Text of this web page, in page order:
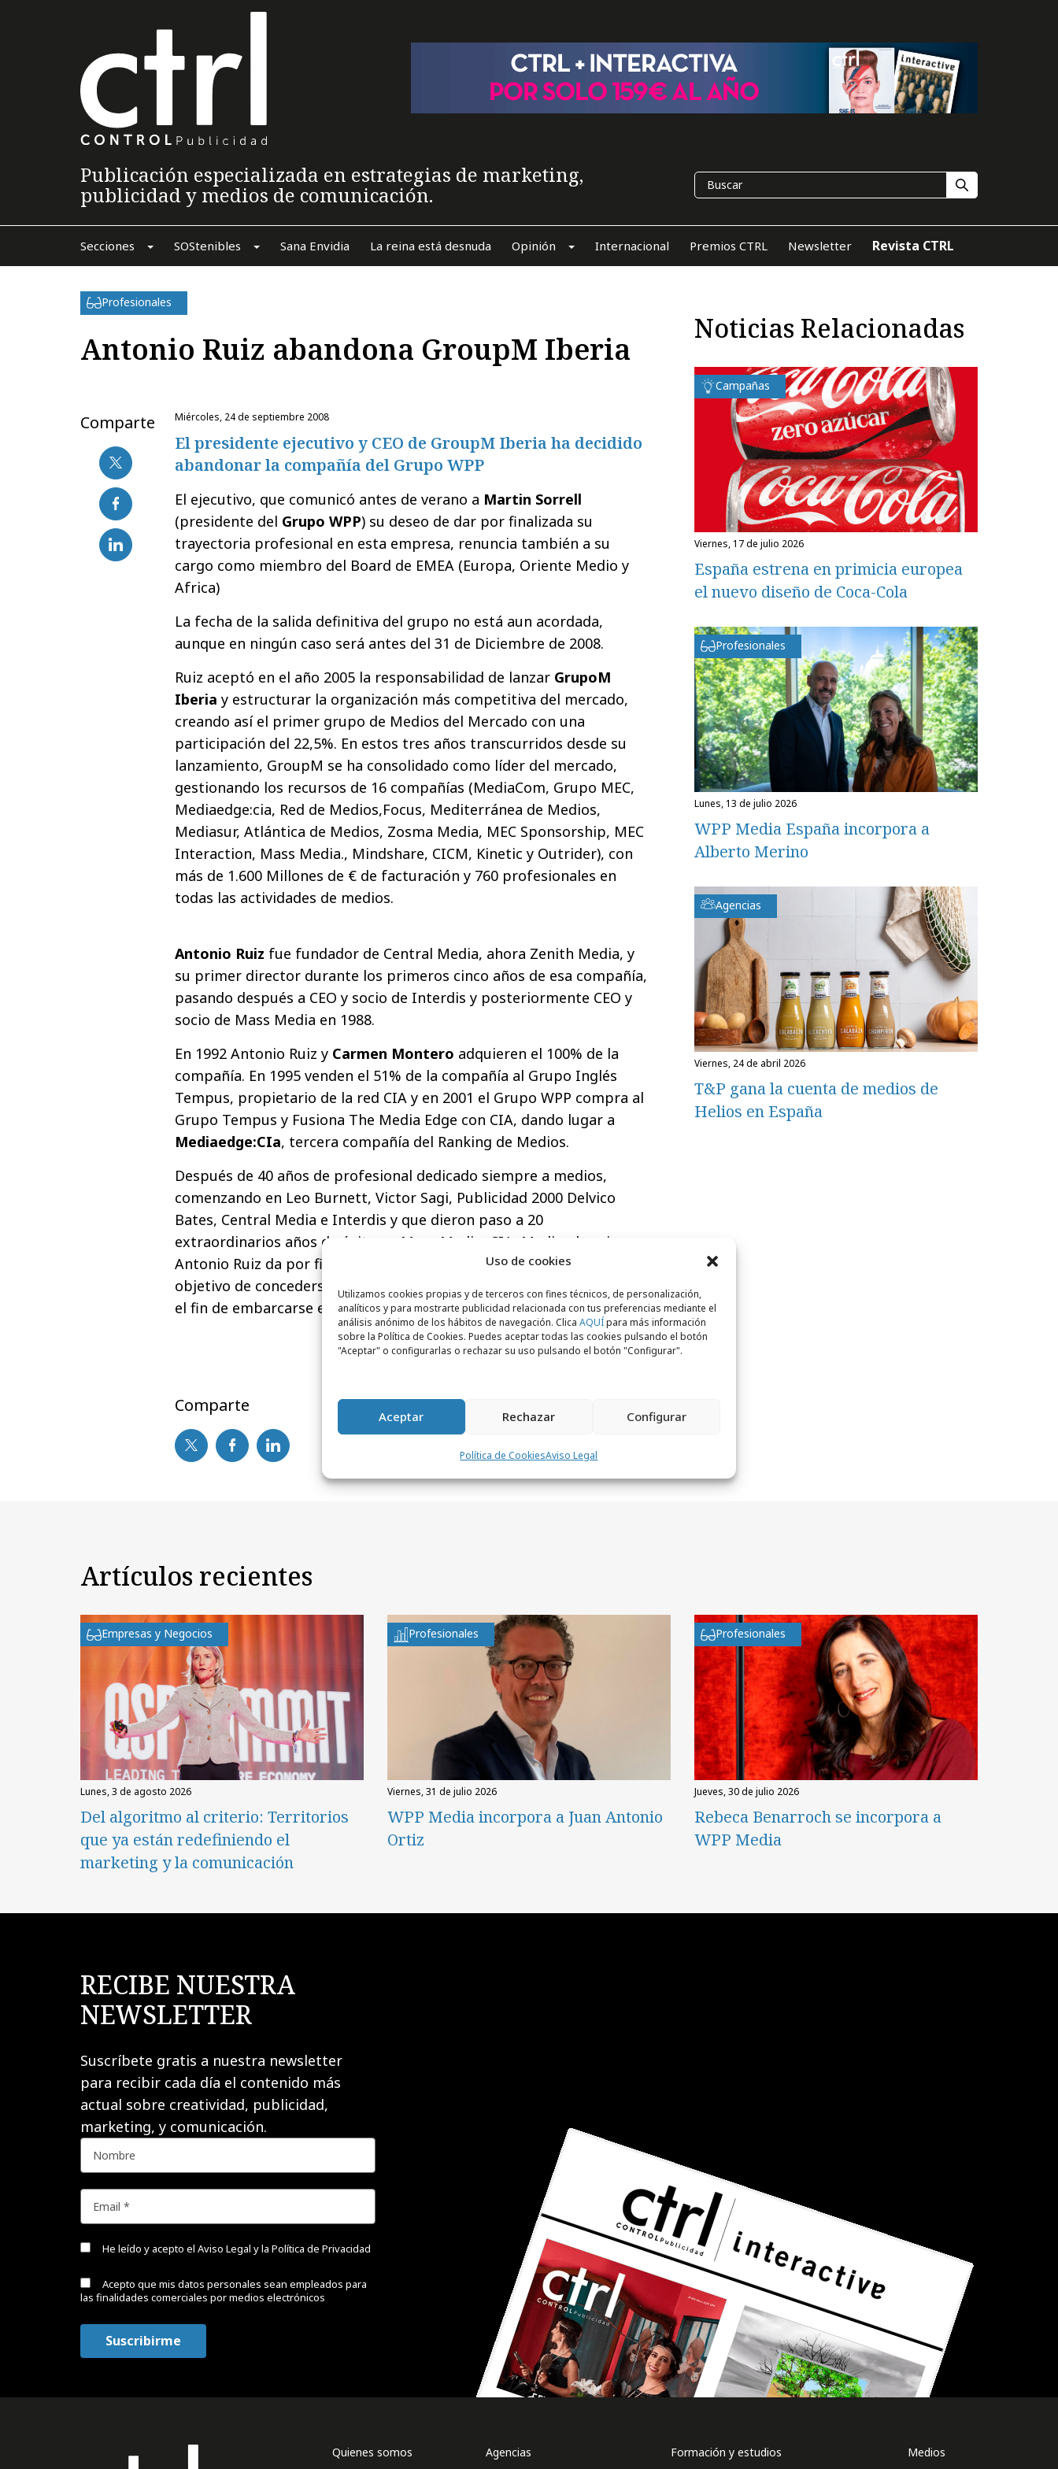
Uso de cookies
Utilizamos cookies propias y de terceros con fines técnicos, de personalización,
analíticos y para mostrarte publicidad relacionada con tus preferencias mediante el
análisis anónimo de los hábitos de navegación. Clica AQUÍpara más información
sobre la Política de Cookies. Puedes aceptar todas las cookies pulsando el botón
"Aceptar" o configurarlas o rechazar su uso pulsando el botón "Configurar".
Aceptar Rechazar Configurar
Política de CookiesAviso Legal
Publicación especializada en estrategias de marketing,
publicidad y medios de comunicación.
Secciones SOStenibles Sana Envidia La reina está desnuda Opinión Internacional Premios CTRL Newsletter Revista CTRL
Profesionales
Antonio Ruiz abandona GroupM Iberia
Comparte miércoles, 24 de septiembre 2008
El presidente ejecutivo y CEO de GroupM Iberia ha decidido
abandonar la compañía del Grupo WPP
El ejecutivo, que comunicó antes de verano a Martin Sorrell
(presidente del Grupo WPP) su deseo de dar por finalizada su
trayectoria profesional en esta empresa, renuncia también a su
cargo como miembro del Board de EMEA (Europa, Oriente Medio y
Africa)
La fecha de la salida definitiva del grupo no está aun acordada,
aunque en ningún caso será antes del 31 de Diciembre de 2008.
Ruiz aceptó en el año 2005 la responsabilidad de lanzar GrupoM
Iberia y estructurar la organización más competitiva del mercado,
creando así el primer grupo de Medios del Mercado con una
participación del 22,5%. En estos tres años transcurridos desde su
lanzamiento, GroupM se ha consolidado como líder del mercado,
gestionando los recursos de 16 compañías (MediaCom, Grupo MEC,
Mediaedge:cia, Red de Medios,Focus, Mediterránea de Medios,
Mediasur, Atlántica de Medios, Zosma Media, MEC Sponsorship, MEC
Interaction, Mass Media., Mindshare, CICM, Kinetic y Outrider), con
más de 1.600 Millones de € de facturación y 760 profesionales en
todas las actividades de medios.
Antonio Ruiz fue fundador de Central Media, ahora Zenith Media, y
su primer director durante los primeros cinco años de esa compañía,
pasando después a CEO y socio de Interdis y posteriormente CEO y
socio de Mass Media en 1988.
En 1992 Antonio Ruiz y Carmen Montero adquieren el 100% de la
compañía. En 1995 venden el 51% de la compañía al Grupo Inglés
Tempus, propietario de la red CIA y en 2001 el Grupo WPP compra al
Grupo Tempus y Fusiona The Media Edge con CIA, dando lugar a
Mediaedge:CIa, tercera compañía del Ranking de Medios.
Después de 40 años de profesional dedicado siempre a medios,
comenzando en Leo Burnett, Victor Sagi, Publicidad 2000 Delvico
Bates, Central Media e Interdis y que dieron paso a 20
extraordinarios años de éxito en Mass Media, CIA, Mediaedge:cia,
Antonio Ruiz da por finalizado el proyecto de GroupM, con el
objetivo de concederse un tiempo de reflexión y de maduración con
el fin de embarcarse en nuevos proyectos.
Comparte
Noticias Relacionadas
Campañas
viernes, 17 de julio 2026
España estrena en primicia europea
el nuevo diseño de Coca-Cola
Profesionales
lunes, 13 de julio 2026
WPP Media España incorpora a
Alberto Merino
Agencias
viernes, 24 de abril 2026
T&P gana la cuenta de medios de
Helios en España
Artículos recientes
Empresas y Negocios
lunes, 3 de agosto 2026
Del algoritmo al criterio: Territorios
que ya están redefiniendo el
marketing y la comunicación
Profesionales
viernes, 31 de julio 2026
WPP Media incorpora a Juan Antonio
Ortiz
Profesionales
jueves, 30 de julio 2026
Rebeca Benarroch se incorpora a
WPP Media
RECIBE NUESTRA
NEWSLETTER
Suscríbete gratis a nuestra newsletter
para recibir cada día el contenido más
actual sobre creatividad, publicidad,
marketing, y comunicación.
He leído y acepto el Aviso Legal y la Política de Privacidad
Acepto que mis datos personales sean empleados para
las finalidades comerciales por medios electrónicos
Quienes somos
Agencias
Formación y estudios
Medios